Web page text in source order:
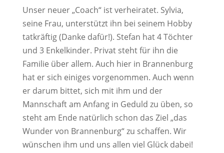
Unser neuer „Coach“ ist verheiratet. Sylvia,
seine Frau, unterstützt ihn bei seinem Hobby
tatkräftig (Danke dafür!). Stefan hat 4 Töchter
und 3 Enkelkinder. Privat steht für ihn die
Familie über allem. Auch hier in Brannenburg
hat er sich einiges vorgenommen. Auch wenn
er darum bittet, sich mit ihm und der
Mannschaft am Anfang in Geduld zu üben, so
steht am Ende natürlich schon das Ziel „das
Wunder von Brannenburg“ zu schaffen. Wir
wünschen ihm und uns allen viel Glück dabei!